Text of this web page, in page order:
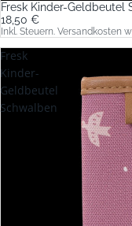
Fresk Kinder-Geldbeutel
18,50 €
Inkl. Steuern. Versandkosten
Fresk
Kinder-
Geldbeutel
Schwalben